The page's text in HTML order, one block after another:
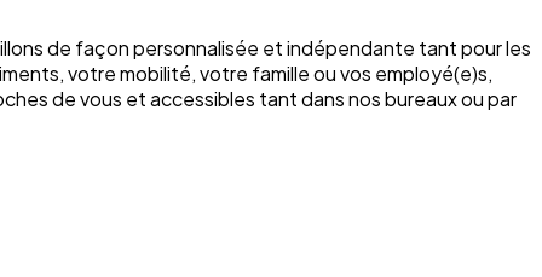
de façon personnalisée et indépendante tant pour les
votre mobilité, votre famille ou vos employé(e)s,
de vous et accessibles tant dans nos bureaux ou par